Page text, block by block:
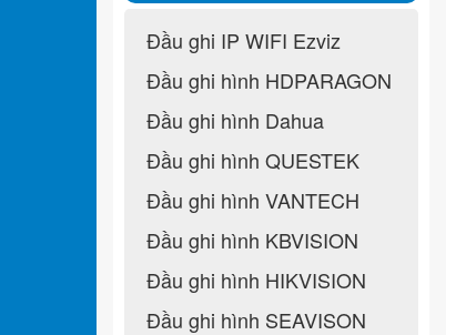
Đầu ghi IP WIFI Ezviz
Đầu ghi hình HDPARAGON
Đầu ghi hình Dahua
Đầu ghi hình QUESTEK
Đầu ghi hình VANTECH
Đầu ghi hình KBVISION
Đầu ghi hình HIKVISION
Đầu ghi hình SEAVISON